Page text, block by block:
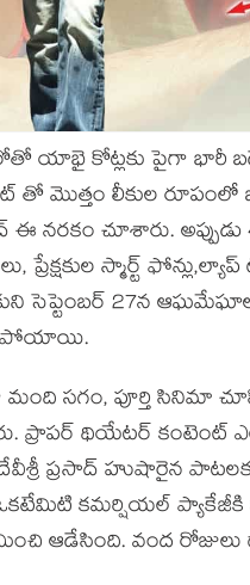
యాభై కోట్లకు పైగా భారీ
తో మొత్తం లీకుల రూపంలో
ఈ నరకం చూశారు.
ప్రేక్షకుల స్మార్ట్
సెప్టెంబర్ 27న
సగం, పూర్తి సినిమా
థియేటర్ కంటెంట్
ప్రసాద్ హుషారైన
కమర్షియల్ ప్యాకేజీకి
ఆడేసింది. వంద